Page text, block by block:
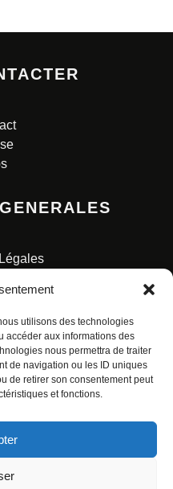
utilisons des technologies
accéder aux informations des
nous permettra de traiter
de navigation ou les ID uniques
de retirer son consentement peut
et fonctions.
données personnelles
COMICS POUR LES